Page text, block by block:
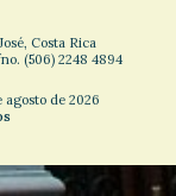
Costa Rica
(506) 2248 4894
de 2026